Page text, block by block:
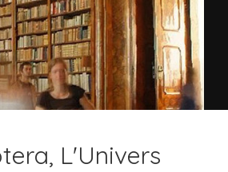
L'Univers